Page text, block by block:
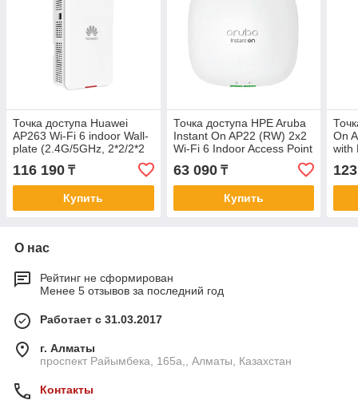
Точка доступа Huawei
AP263 Wi-Fi 6 indoor Wall-
plate (2.4G/5GHz, 2*2/2*2
MU-MIMO, 2x1GE RJ45,
BLE, USB)
116 190 ₸
Купить
Точка доступа HPE Aruba
Instant On AP22 (RW) 2x2
Wi-Fi 6 Indoor Access Point
(R4W02A)
63 090₸
Купить
On
with
О нас
Рейтинг не сформирован
Менее 5 отзывов за последний год
Работает с 31.03.2017
г. Алматы
проспект Райымбека, 165а,, Алматы, Казахстан
Контакты